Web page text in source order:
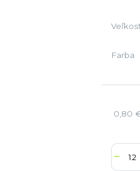
Farba
0,80